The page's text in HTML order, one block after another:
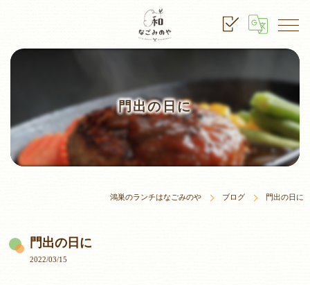
門出の日に
鴻巣のランチはなごみのや ブログ 門出の日に
門出の日に
2022/03/15